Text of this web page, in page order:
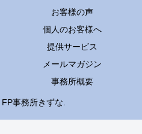
お客様の声
個人のお客様へ
提供サービス
メールマガジン
事務所概要
事務所きずな.